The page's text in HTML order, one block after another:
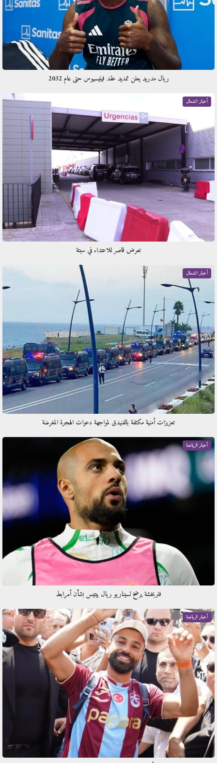
ريال مدريد يعلن تمديد عقد فينيسيوس حتى عام 2032
أخبار الشمال
تعرض قاصر للاعتداء في سبتة
أخبار الشمال
تعزيزات أمنية مكثفة بالفنيدق لمواجهة دعوات الهجرة المغرضة
أخبار الرياضة
فنربخشة يرضخ لسيناريو ريال بيتيس بشأن أمرابط
أخبار الرياضة